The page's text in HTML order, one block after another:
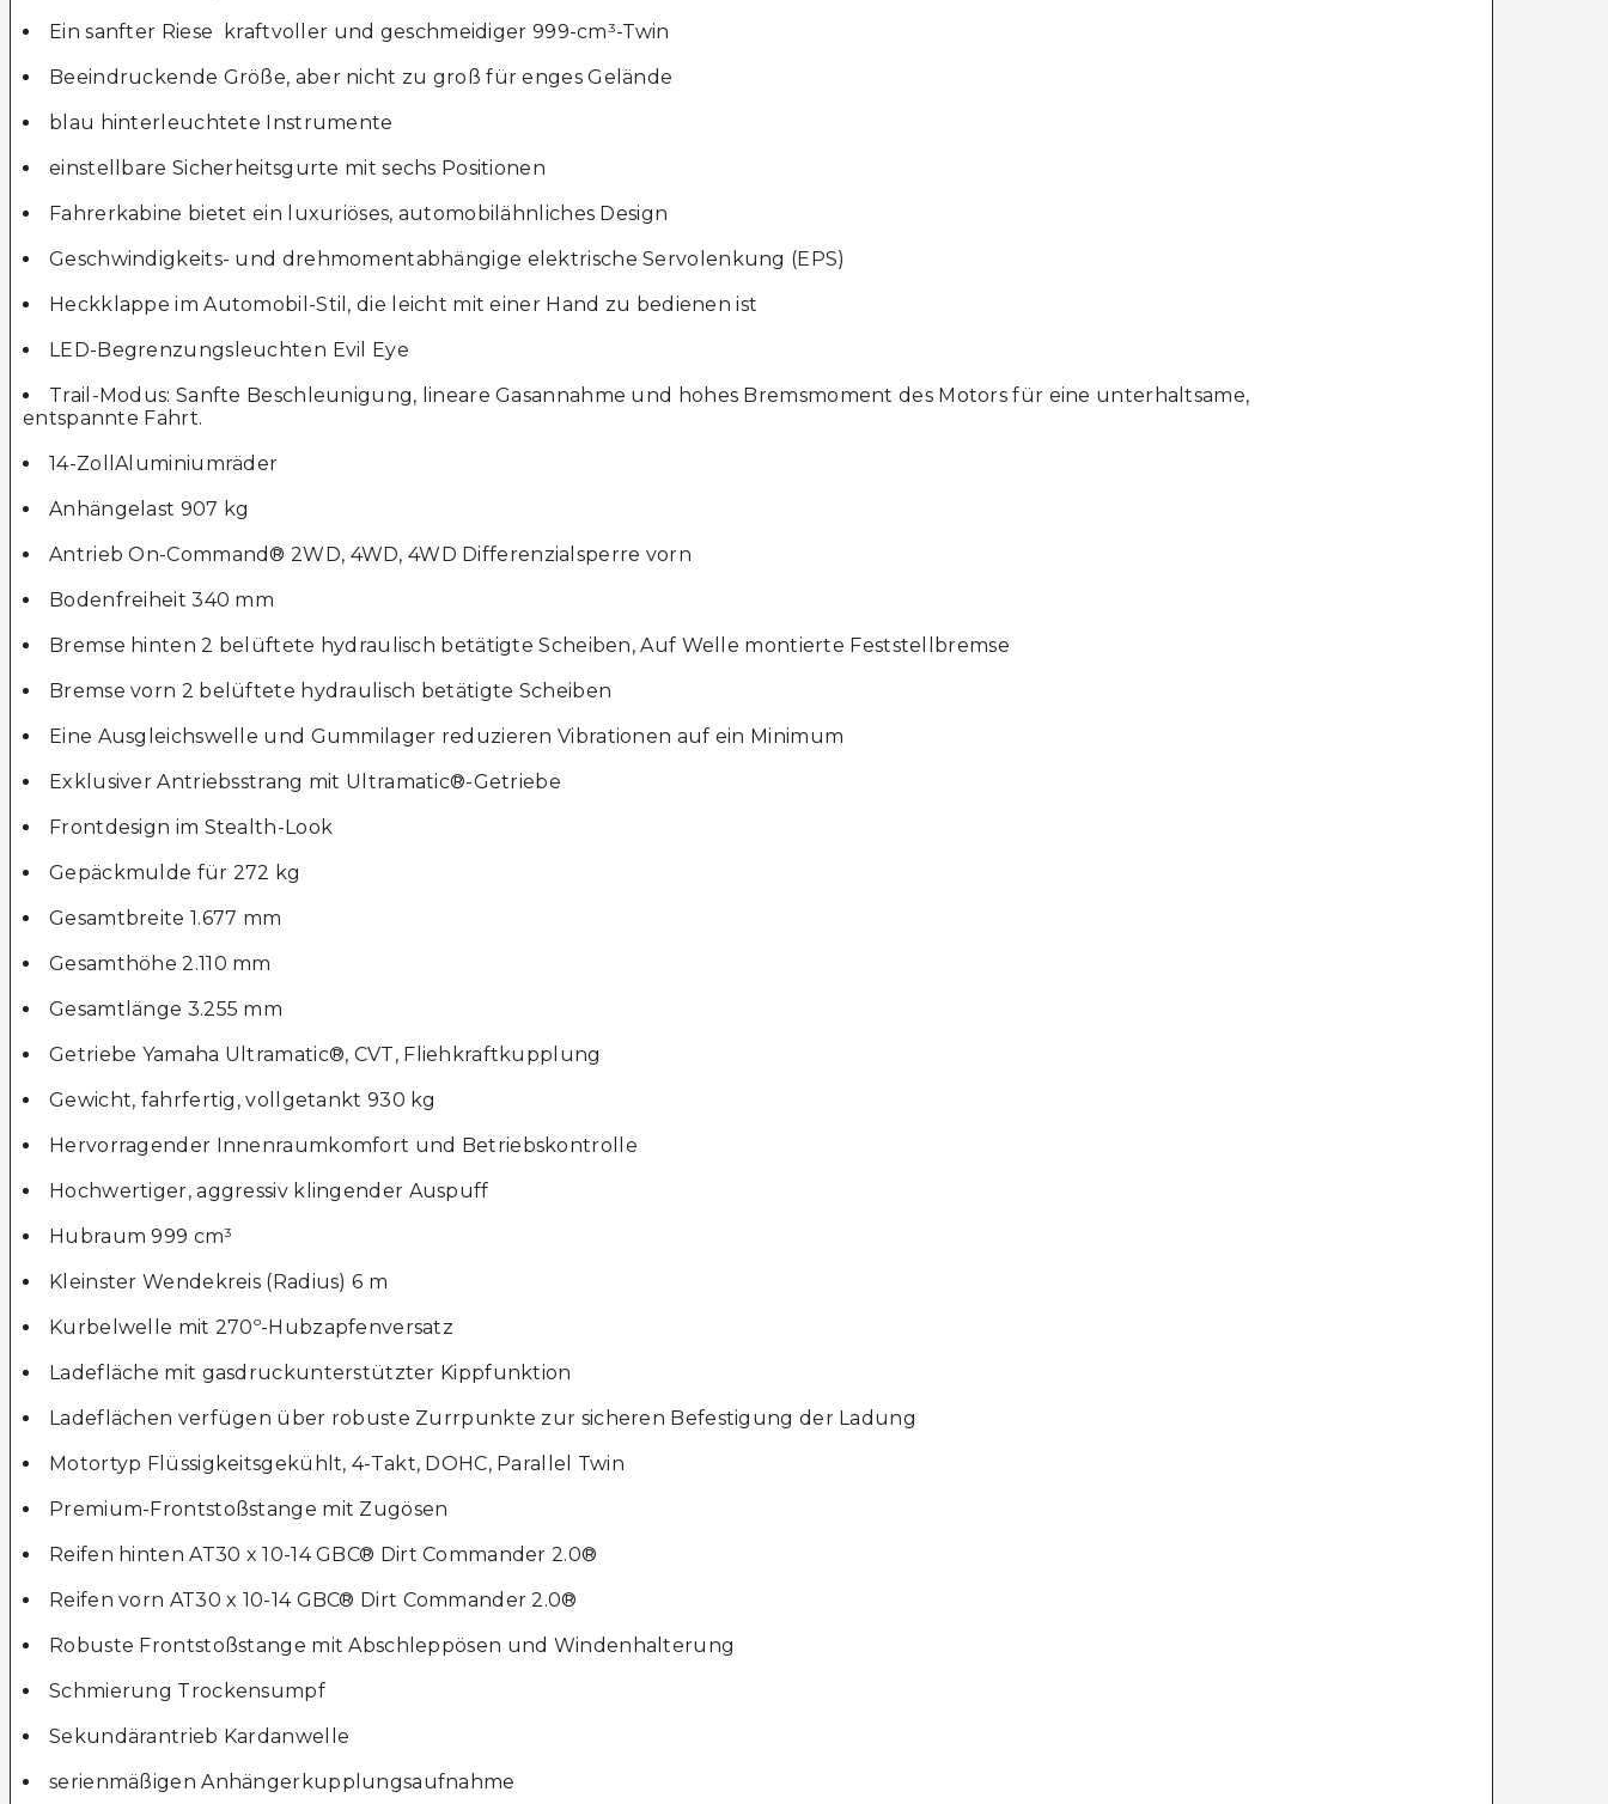
Ein sanfter Riese  kraftvoller und geschmeidiger 999-cm³-Twin
Beeindruckende Größe, aber nicht zu groß für enges Gelände
blau hinterleuchtete Instrumente
einstellbare Sicherheitsgurte mit sechs Positionen
Fahrerkabine bietet ein luxuriöses, automobilähnliches Design
Geschwindigkeits- und drehmomentabhängige elektrische Servolenkung (EPS)
Heckklappe im Automobil-Stil, die leicht mit einer Hand zu bedienen ist
LED-Begrenzungsleuchten Evil Eye
Trail-Modus: Sanfte Beschleunigung, lineare Gasannahme und hohes Bremsmoment des Motors für eine unterhaltsame,
entspannte Fahrt.
14-ZollAluminiumräder
Anhängelast 907 kg
Antrieb On-Command® 2WD, 4WD, 4WD Differenzialsperre vorn
Bodenfreiheit 340 mm
Bremse hinten 2 belüftete hydraulisch betätigte Scheiben, Auf Welle montierte Feststellbremse
Bremse vorn 2 belüftete hydraulisch betätigte Scheiben
Eine Ausgleichswelle und Gummilager reduzieren Vibrationen auf ein Minimum
Exklusiver Antriebsstrang mit Ultramatic®-Getriebe
Frontdesign im Stealth-Look
Gepäckmulde für 272 kg
Gesamtbreite 1.677 mm
Gesamthöhe 2.110 mm
Gesamtlänge 3.255 mm
Getriebe Yamaha Ultramatic®, CVT, Fliehkraftkupplung
Gewicht, fahrfertig, vollgetankt 930 kg
Hervorragender Innenraumkomfort und Betriebskontrolle
Hochwertiger, aggressiv klingender Auspuff
Hubraum 999 cm³
Kleinster Wendekreis (Radius) 6 m
Kurbelwelle mit 270º-Hubzapfenversatz
Ladefläche mit gasdruckunterstützter Kippfunktion
Ladeflächen verfügen über robuste Zurrpunkte zur sicheren Befestigung der Ladung
Motortyp Flüssigkeitsgekühlt, 4-Takt, DOHC, Parallel Twin
Premium-Frontstoßstange mit Zugösen
Reifen hinten AT30 x 10-14 GBC® Dirt Commander 2.0®
Reifen vorn AT30 x 10-14 GBC® Dirt Commander 2.0®
Robuste Frontstoßstange mit Abschleppösen und Windenhalterung
Schmierung Trockensumpf
Sekundärantrieb Kardanwelle
serienmäßigen Anhängerkupplungsaufnahme